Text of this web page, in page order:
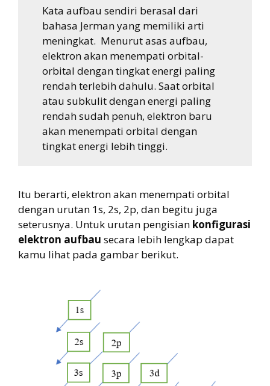
Kata aufbau sendiri berasal dari
bahasa Jerman yang memiliki arti
meningkat. Menurut asas aufbau,
elektron akan menempati orbital-
orbital dengan tingkat energi paling
rendah terlebih dahulu. Saat orbital
atau subkulit dengan energi paling
rendah sudah penuh, elektron baru
akan menempati orbital dengan
tingkat energi lebih tinggi.
Itu berarti, elektron akan menempati orbital
dengan urutan 1s, 2s, 2p, dan begitu juga
seterusnya. Untuk urutan pengisian konfigurasi
elektron aufbau secara lebih lengkap dapat
kamu lihat pada gambar berikut.